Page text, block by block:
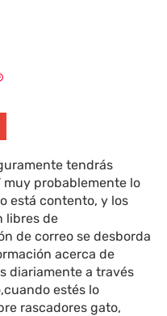
tendrás
muy probablemente lo
está contento, y los
libres de
de correo se desborda
acerca de
diariamente a través
estés lo
rascadores gato,